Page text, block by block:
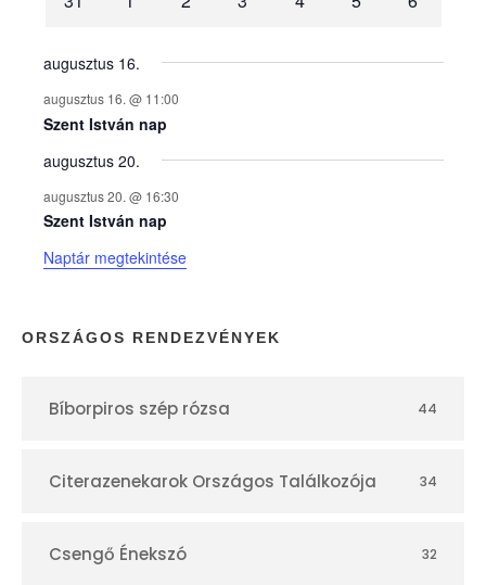
n
y
e
k
n
a
p
r
augusztus 16.
augusztus 16. @ 11:00
Szent István nap
augusztus 20.
augusztus 20. @ 16:30
Szent István nap
Naptár megtekintése
ORSZÁGOS RENDEZVÉNYEK
Bíborpiros szép rózsa 44
Citerazenekarok Országos Találkozója 34
Csengő Énekszó 32